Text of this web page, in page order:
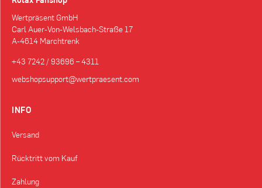
Wertpräsent GmbH
Carl Auer-Von-Welsbach-Straße 17
A-4614 Marchtrenk
+43 7242 / 93696 – 4311
webshopsupport@wertpraesent.com
INFO
Versand
Rücktritt vom Kauf
Zahlung